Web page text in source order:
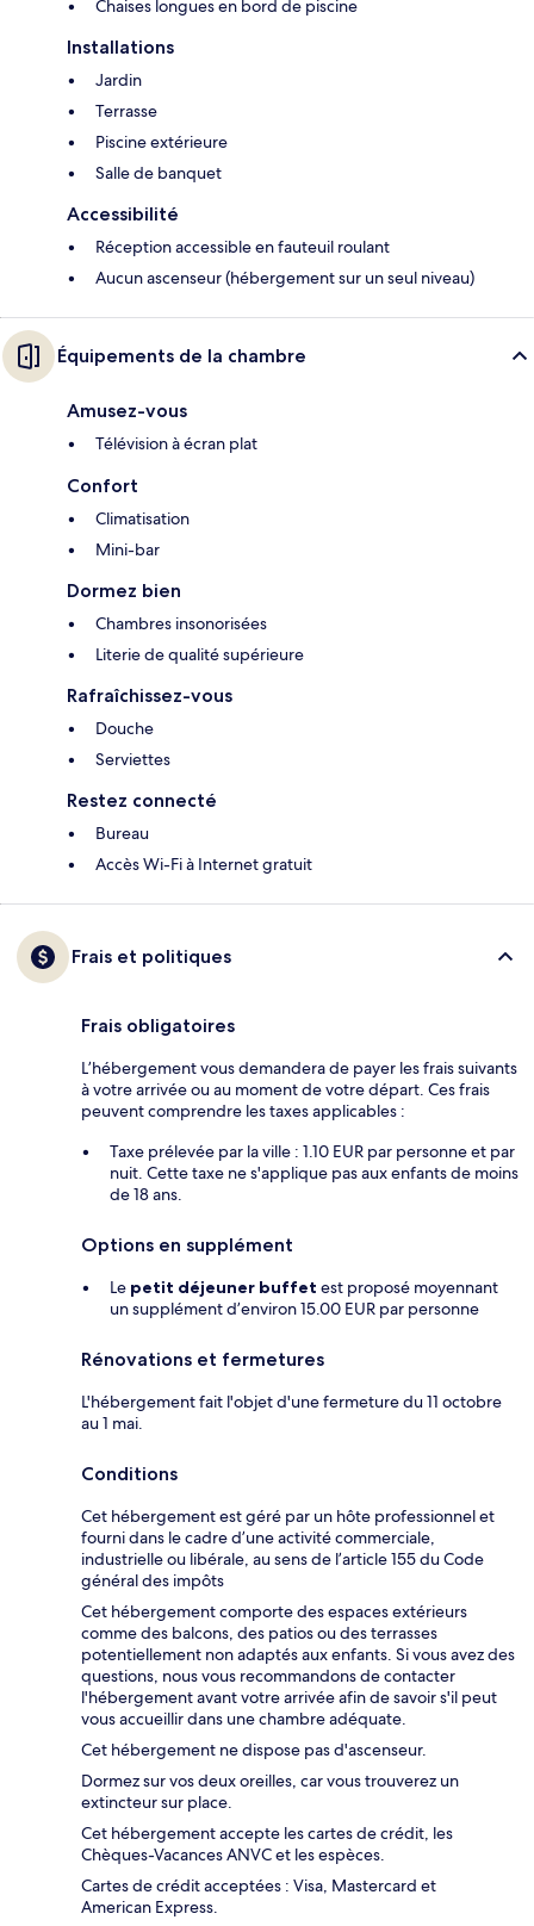
Chaises longues en bord de piscine
Installations
Jardin
Terrasse
Piscine extérieure
Salle de banquet
Accessibilité
Réception accessible en fauteuil roulant
Aucun ascenseur (hébergement sur un seul niveau)
Équipements de la chambre
Amusez-vous
Télévision à écran plat
Confort
Climatisation
Mini-bar
Dormez bien
Chambres insonorisées
Literie de qualité supérieure
Rafraîchissez-vous
Douche
Serviettes
Restez connecté
Bureau
Accès Wi-Fi à Internet gratuit
Frais et politiques
Frais obligatoires
L’hébergement vous demandera de payer les frais suivants
à votre arrivée ou au moment de votre départ. Ces frais
peuvent comprendre les taxes applicables :
Taxe prélevée par la ville : 1.10 EUR par personne et par
nuit. Cette taxe ne s'applique pas aux enfants de moins
de 18 ans.
Options en supplément
Le petit déjeuner buffet est proposé moyennant
un supplément d’environ 15.00 EUR par personne
Rénovations et fermetures
L'hébergement fait l'objet d'une fermeture du 11 octobre
au 1 mai.
Conditions
Cet hébergement est géré par un hôte professionnel et
fourni dans le cadre d’une activité commerciale,
industrielle ou libérale, au sens de l’article 155 du Code
général des impôts
Cet hébergement comporte des espaces extérieurs
comme des balcons, des patios ou des terrasses
potentiellement non adaptés aux enfants. Si vous avez des
questions, nous vous recommandons de contacter
l'hébergement avant votre arrivée afin de savoir s'il peut
vous accueillir dans une chambre adéquate.
Cet hébergement ne dispose pas d'ascenseur.
Dormez sur vos deux oreilles, car vous trouverez un
extincteur sur place.
Cet hébergement accepte les cartes de crédit, les
Chèques-Vacances ANVC et les espèces.
Cartes de crédit acceptées : Visa, Mastercard et
American Express.